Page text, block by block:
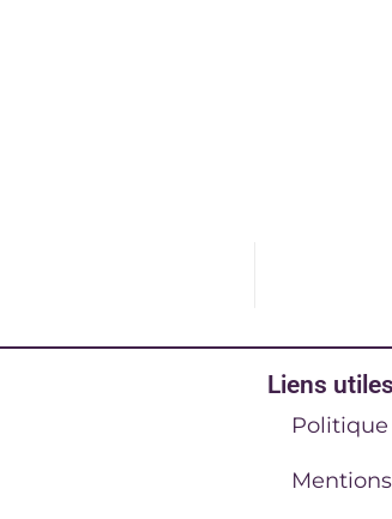
Liens utiles
Mentions